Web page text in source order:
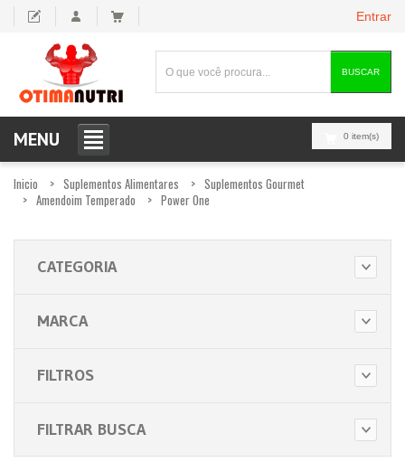
Entrar
BUSCAR
0 item(s)
MENU
Inicio Suplementos Alimentares
Suplementos Gourmet
Amendoim Temperado
Power One
CATEGORIA
MARCA
FILTROS
FILTRAR BUSCA